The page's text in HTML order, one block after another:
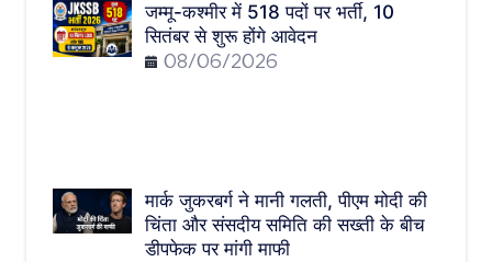
जम्मू-कश्मीर में 518 पदों पर भर्ती, 10
सितंबर से शुरू होंगे आवेदन
08/06/2026
मार्क जुकरबर्ग ने मानी गलती, पीएम मोदी की
चिंता और संसदीय समिति की सख्ती के बीच
डीपफेक पर मांगी माफी